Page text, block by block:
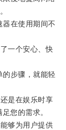
在使用期间不
一个安心、快
步骤，就能轻
是在娱乐时享
您的需求。
够为用户提供